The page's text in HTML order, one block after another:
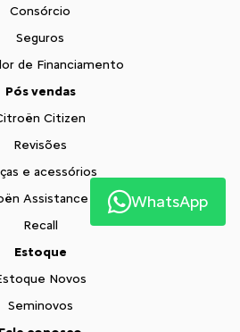
Consórcio
Seguros
de Financiamento
Pós vendas
Citizen
Revisões
e acessórios
Assistance XL
Recall
Estoque
Novos
Seminovos
WhatsApp